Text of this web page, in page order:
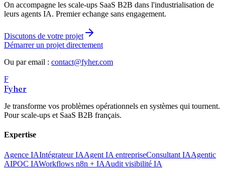
On accompagne les scale-ups SaaS B2B dans l'industrialisation de
leurs agents IA. Premier echange sans engagement.
Discutons de votre projet
Démarrer un projet directement
Ou par email : contact@fyher.com
F
Fyher
Je transforme vos problèmes opérationnels en systèmes qui tournent.
Pour scale-ups et SaaS B2B français.
Expertise
Agence IAIntégrateur IAAgent IA entrepriseConsultant IAAgentic
AIPOC IAWorkflows n8n + IAAudit visibilité IA